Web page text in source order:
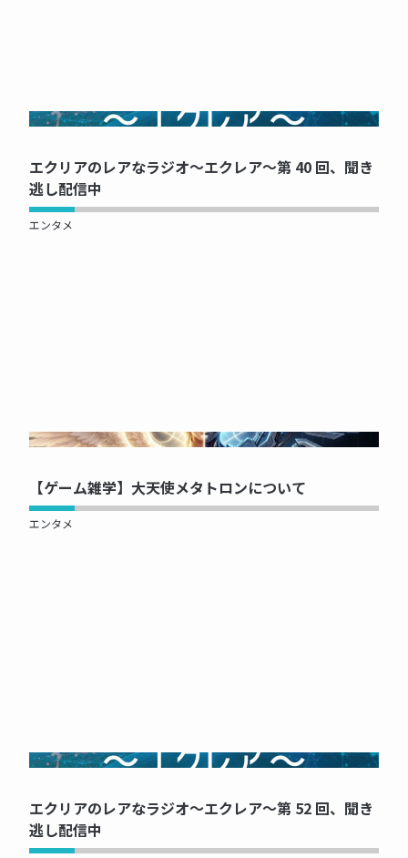
NOW PRINTING...
エクリアのレアなラジオ～エクレア～第 40 回、聞き
逃し配信中
エンタメ
NOW PRINTING...
【ゲーム雑学】大天使メタトロンについて
エンタメ
NOW PRINTING...
エクリアのレアなラジオ～エクレア～第 52 回、聞き
逃し配信中